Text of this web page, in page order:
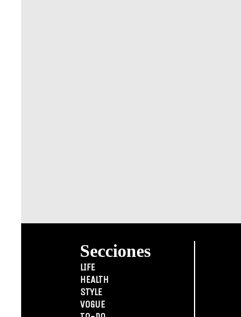
Secciones
LIFE
HEALTH
STYLE
VOGUE